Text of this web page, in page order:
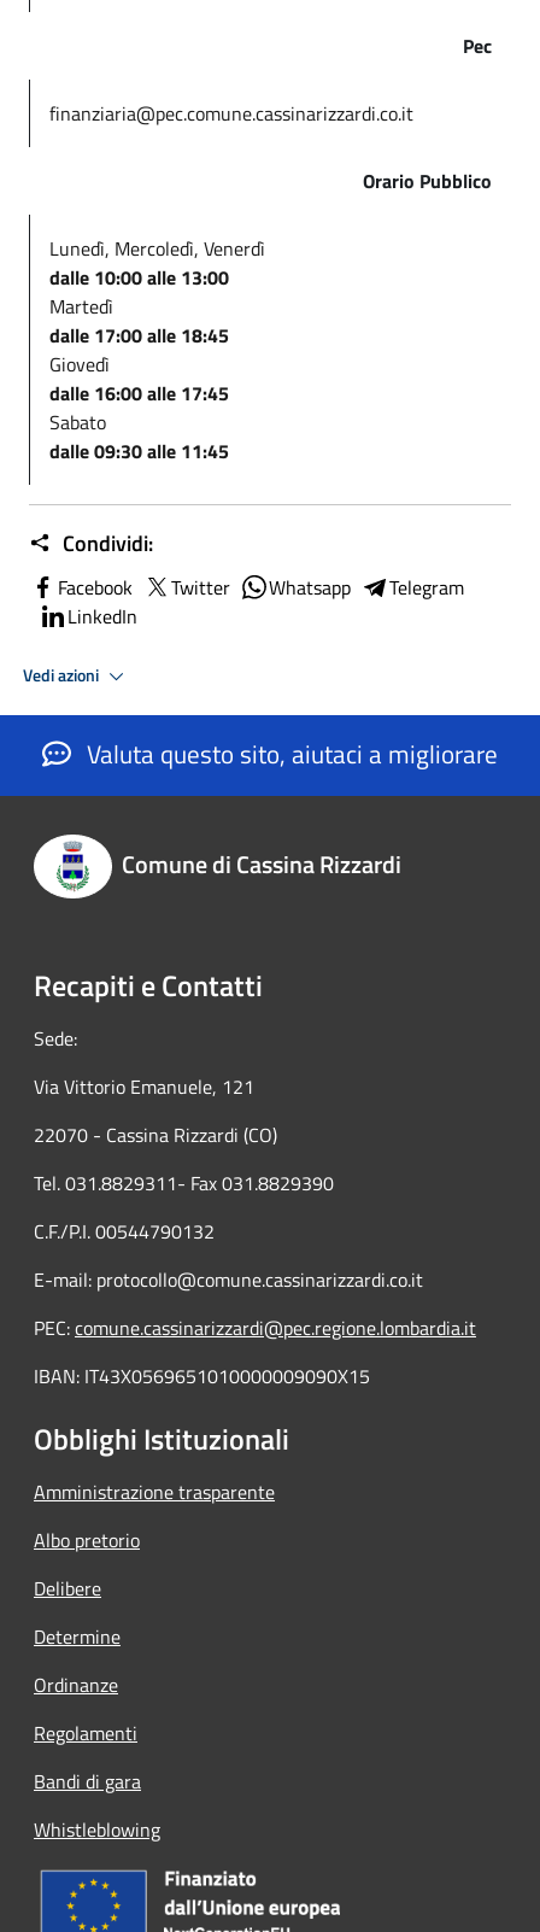
Pec
finanziaria@pec.comune.cassinarizzardi.co.it
Orario Pubblico
Lunedì, Mercoledì, Venerdì
dalle 10:00 alle 13:00
Martedì
dalle 17:00 alle 18:45
Giovedì
dalle 16:00 alle 17:45
Sabato
dalle 09:30 alle 11:45
Condividi:
Facebook Twitter Whatsapp
Telegram
LinkedIn
Vedi azioni
Valuta questo sito, aiutaci a migliorare
Comune di Cassina Rizzardi
Recapiti e Contatti
Sede:
Via Vittorio Emanuele, 121
22070 - Cassina Rizzardi (CO)
Tel. 031.8829311- Fax 031.8829390
C.F./P.I. 00544790132
E-mail: protocollo@comune.cassinarizzardi.co.it
PEC:comune.cassinarizzardi@pec.regione.lombardia.it
IBAN: IT43X0569651010000009090X15
Obblighi Istituzionali
Amministrazione trasparente
Albo pretorio
Delibere
Determine
Ordinanze
Regolamenti
Bandi di gara
Whistleblowing